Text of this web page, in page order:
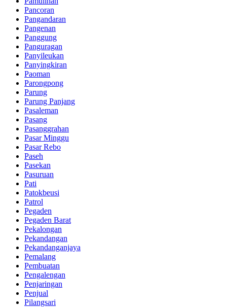
Pancoran
Pangandaran
Pangenan
Panggung
Panguragan
Panyileukan
Panyingkiran
Paoman
Parongpong
Parung
Parung Panjang
Pasaleman
Pasang
Pasanggrahan
Pasar Minggu
Pasar Rebo
Paseh
Pasekan
Pasuruan
Pati
Patokbeusi
Patrol
Pegaden
Pegaden Barat
Pekalongan
Pekandangan
Pekandanganjaya
Pemalang
Pembuatan
Pengalengan
Penjaringan
Penjual
Pilangsari